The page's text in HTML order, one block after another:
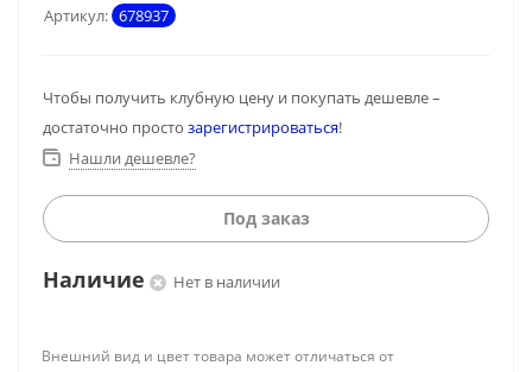
Артикул: 678937
Чтобы получить клубную цену и покупать дешевле –
достаточно просто зарегистрироваться!
Нашли дешевле?
Под заказ
Наличие Нет в наличии
Внешний вид и цвет товара может отличаться от